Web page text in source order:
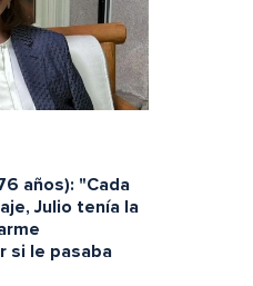
años): "Cada
Julio tenía la
si le pasaba